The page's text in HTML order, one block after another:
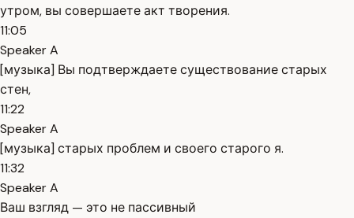
утром, вы совершаете акт творения.
11:05
Speaker A
[музыка] Вы подтверждаете существование старых
стен,
11:22
Speaker A
[музыка] старых проблем и своего старого я.
11:32
Speaker A
Ваш взгляд — это не пассивный